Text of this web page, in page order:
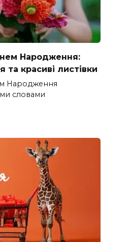
Народження:
та красиві листівки
Народження
словами